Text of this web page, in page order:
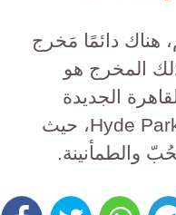
دائمًا مَخرج
المخرج هو
الجديدة
Hyde Park Central 6th Settlement، حيث
والطمأنينة.